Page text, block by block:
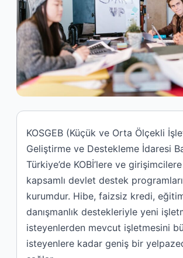
KOSGEB (Küçük ve Orta Ölçekli
Geliştirme ve Destekleme İdaresi
Türkiye’de KOBİ’lere ve
kapsamlı devlet destek
kurumdur. Hibe, faizsiz kredi,
danışmanlık destekleriyle yeni
isteyenlerden mevcut işletmesini
isteyenlere kadar geniş bir